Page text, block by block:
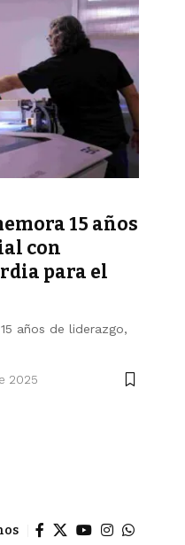
15 años
con
para el
años de liderazgo,
2025